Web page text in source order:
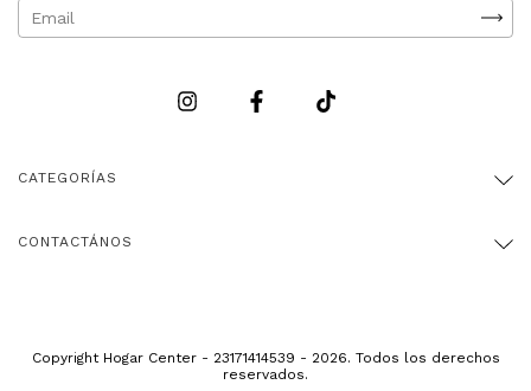
CATEGORÍAS
CONTACTÁNOS
Copyright Hogar Center - 23171414539 - 2026. Todos los derechos
reservados.